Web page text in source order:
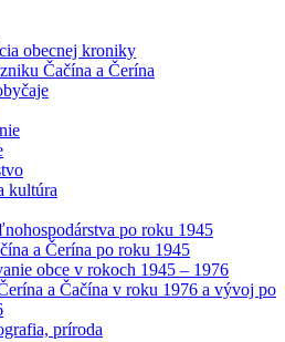
obecnej kroniky
Čačína a Čerína
kultúra
po roku 1945
a Čerína po roku 1945
obce v rokoch 1945 – 1976
a Čačína v roku 1976 a vývoj po
príroda